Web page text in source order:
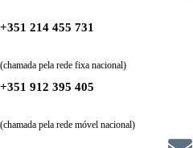
+351 214 455 731
(chamada pela rede fixa nacional)
+351 912 395 405
(chamada pela rede móvel nacional)